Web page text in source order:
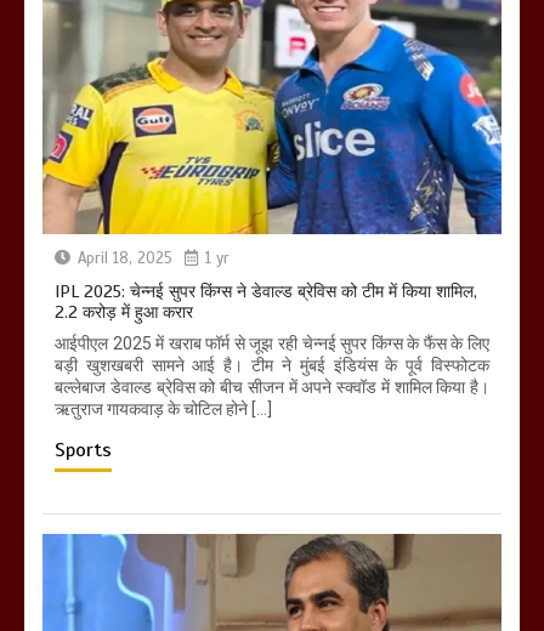
April 18, 2025 1 yr
IPL 2025: चेन्नई सुपर किंग्स ने डेवाल्ड ब्रेविस को टीम में किया शामिल,
2.2 करोड़ में हुआ करार
आईपीएल 2025 में खराब फॉर्म से जूझ रही चेन्नई सुपर किंग्स के फैंस के लिए
बड़ी खुशखबरी सामने आई है। टीम ने मुंबई इंडियंस के पूर्व विस्फोटक
बल्लेबाज डेवाल्ड ब्रेविस को बीच सीजन में अपने स्क्वॉड में शामिल किया है।
ऋतुराज गायकवाड़ के चोटिल होने […]
Sports